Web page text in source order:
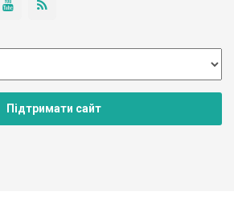
Підтримати сайт